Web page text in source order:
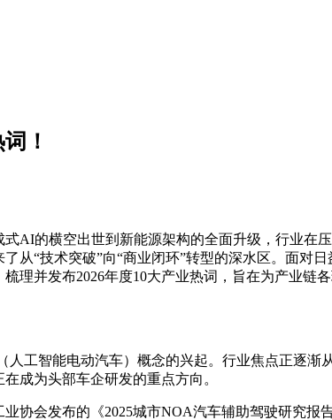
！
AI的横空出世到新能源架构的全面升级，行业在
从“技术突破”向“商业闭环”转型的深水区。面对
理并发布2026年度10大产业热词，旨在为产业
人工智能电动汽车）概念的兴起。行业焦点正逐
成为头部车企研发的重点方向。
协会发布的《2025城市NOA汽车辅助驾驶研究报